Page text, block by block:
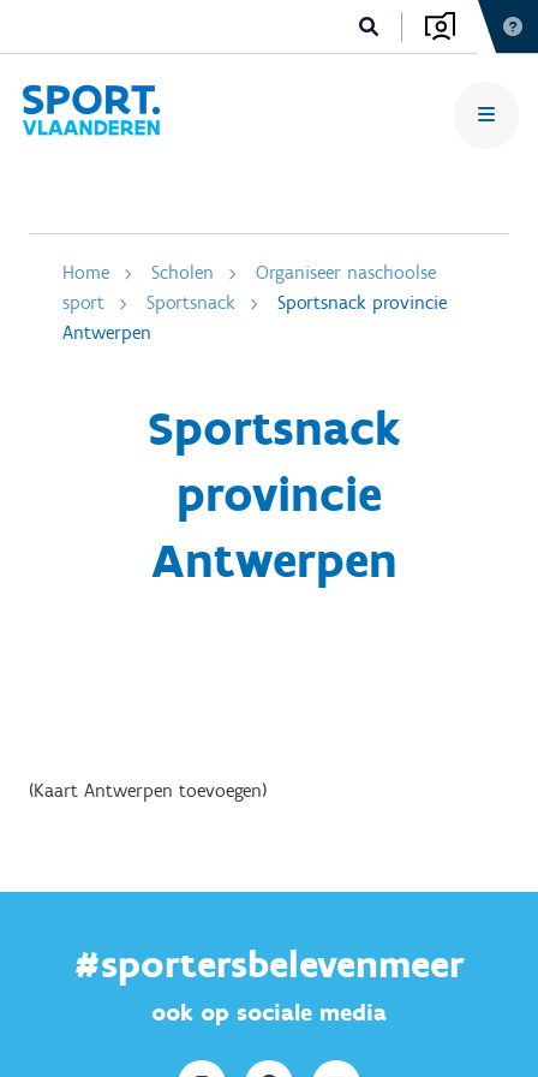
Home Scholen
Organiseer naschoolse
sport
Sportsnack
Sportsnack provincie
Antwerpen
Sportsnack
provincie
Antwerpen
(Kaart Antwerpen toevoegen)
#sportersbelevenmeer
ook op sociale media